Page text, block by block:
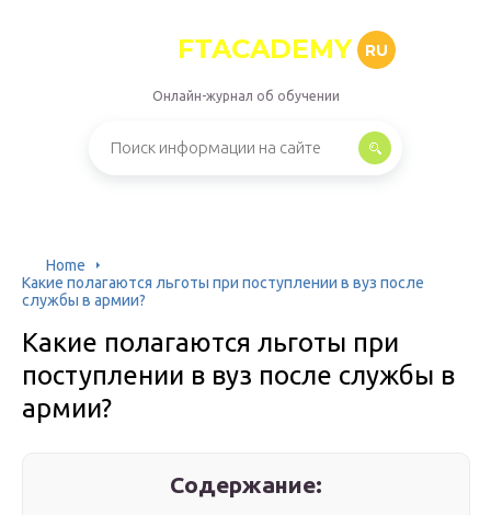
FTACADEMY RU
Онлайн-журнал об обучении
Home
Какие полагаются льготы при поступлении в вуз после
службы в армии?
Какие полагаются льготы при
поступлении в вуз после службы в
армии?
Содержание: